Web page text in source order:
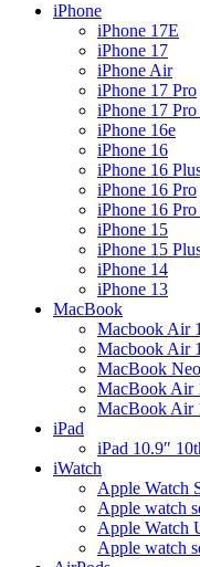
iPhone
iPhone 17E
iPhone 17
iPhone Air
iPhone 17 Pro
iPhone 17
iPhone 16e
iPhone 16
iPhone 16
iPhone 16 Pro
iPhone 16
iPhone 15
iPhone 15
iPhone 14
iPhone 13
MacBook
Macbook Air
Macbook Air
MacBook Neo
MacBook Air
MacBook Air
iPad
iPad 10.9″
iWatch
Apple Watch
Apple watch
Apple Watch
Apple watch